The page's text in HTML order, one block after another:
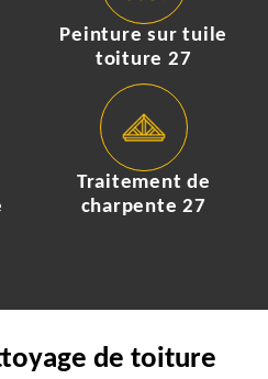
Peinture sur tuile
toiture 27
Traitement de
charpente 27
de toiture